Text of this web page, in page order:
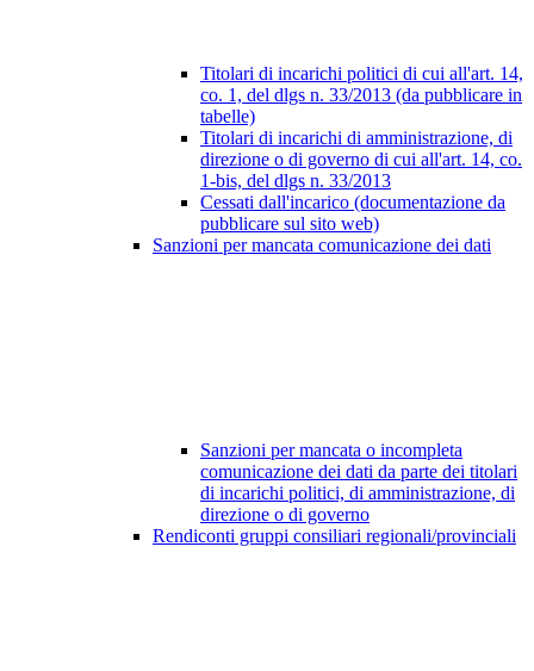
Titolari di incarichi politici di cui all'art. 14,
co. 1, del dlgs n. 33/2013 (da pubblicare in
tabelle)
Titolari di incarichi di amministrazione, di
direzione o di governo di cui all'art. 14, co.
1-bis, del dlgs n. 33/2013
Cessati dall'incarico (documentazione da
pubblicare sul sito web)
Sanzioni per mancata comunicazione dei dati
Sanzioni per mancata o incompleta
comunicazione dei dati da parte dei titolari
di incarichi politici, di amministrazione, di
direzione o di governo
Rendiconti gruppi consiliari regionali/provinciali